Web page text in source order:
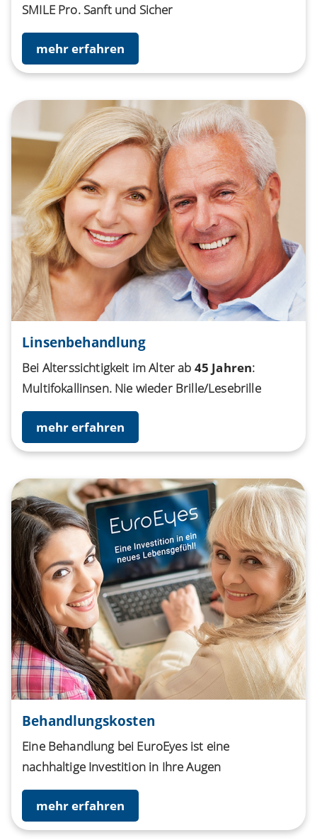
SMILE Pro. Sanft und Sicher
mehr erfahren
Linsenbehandlung
Bei Alterssichtigkeit im Alter ab 45 Jahren:
Multifokallinsen. Nie wieder Brille/Lesebrille
mehr erfahren
Behandlungskosten
Eine Behandlung bei EuroEyes ist eine
nachhaltige Investition in Ihre Augen
mehr erfahren